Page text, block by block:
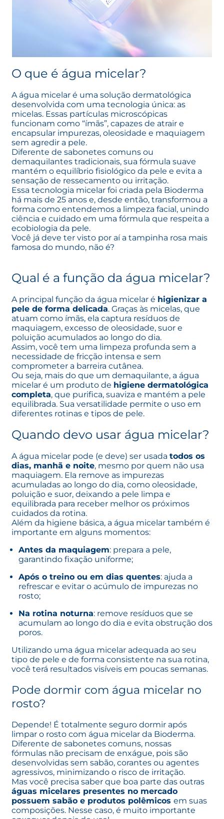
O que é água micelar?
A água micelar é uma solução dermatológica
desenvolvida com uma tecnologia única: as
micelas. Essas partículas microscópicas
funcionam como “ímãs”, capazes de atrair e
encapsular impurezas, oleosidade e maquiagem
sem agredir a pele.
Diferente de sabonetes comuns ou
demaquilantes tradicionais, sua fórmula suave
mantém o equilíbrio fisiológico da pele e evita a
sensação de ressecamento ou irritação.
Essa tecnologia micelar foi criada pela Bioderma
há mais de 25 anos e, desde então, transformou a
forma como entendemos a limpeza facial, unindo
ciência e cuidado em uma fórmula que respeita a
ecobiologia da pele.
Você já deve ter visto por aí a tampinha rosa mais
famosa do mundo, não é?
Qual é a função da água micelar?
A principal função da água micelar é higienizar a
pele de forma delicada. Graças às micelas, que
atuam como ímãs, ela captura resíduos de
maquiagem, excesso de oleosidade, suor e
poluição acumulados ao longo do dia.
Assim, você tem uma limpeza profunda sem a
necessidade de fricção intensa e sem
comprometer a barreira cutânea.
Ou seja, mais do que um demaquilante, a água
micelar é um produto de higiene dermatológica
completa, que purifica, suaviza e mantém a pele
equilibrada. Sua versatilidade permite o uso em
diferentes rotinas e tipos de pele.
Quando devo usar água micelar?
A água micelar pode (e deve) ser usada todos os
dias, manhã e noite, mesmo por quem não usa
maquiagem. Ela remove as impurezas
acumuladas ao longo do dia, como oleosidade,
poluição e suor, deixando a pele limpa e
equilibrada para receber melhor os próximos
cuidados da rotina.
Além da higiene básica, a água micelar também é
importante em alguns momentos:
Antes da maquiagem: prepara a pele,
garantindo fixação uniforme;
Após o treino ou em dias quentes: ajuda a
refrescar e evitar o acúmulo de impurezas no
rosto;
Na rotina noturna: remove resíduos que se
acumulam ao longo do dia e evita obstrução dos
poros.
Utilizando uma água micelar adequada ao seu
tipo de pele e de forma consistente na sua rotina,
você terá resultados visíveis em poucas semanas.
Pode dormir com água micelar no
rosto?
Depende! É totalmente seguro dormir após
limpar o rosto com água micelar da Bioderma.
Diferente de sabonetes comuns, nossas
fórmulas não precisam de enxágue, pois são
desenvolvidas sem sabão, corantes ou agentes
agressivos, minimizando o risco de irritação.
Mas você precisa saber que boa parte das outras
águas micelares presentes no mercado
possuem sabão e produtos polêmicos em suas
composições. Nesse caso, é muito importante